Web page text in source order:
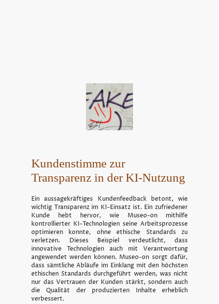
Kundenstimme zur
Transparenz in der KI-Nutzung
Ein aussagekräftiges Kundenfeedback betont, wie
wichtig Transparenz im KI-Einsatz ist. Ein zufriedener
Kunde hebt hervor, wie Museo-on mithilfe
kontrollierter KI-Technologien seine Arbeitsprozesse
optimieren konnte, ohne ethische Standards zu
verletzen. Dieses Beispiel verdeutlicht, dass
innovative Technologien auch mit Verantwortung
angewendet werden können. Museo-on sorgt dafür,
dass sämtliche Abläufe im Einklang mit den höchsten
ethischen Standards durchgeführt werden, was nicht
nur das Vertrauen der Kunden stärkt, sondern auch
die Qualität der produzierten Inhalte erheblich
verbessert.